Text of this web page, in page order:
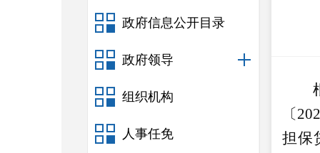
政府信息公开目录
政府领导
组织机构
人事任免
〔
担保